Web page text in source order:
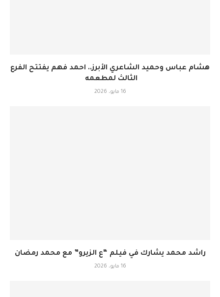
هشام عباس وحميد الشاعري الأبرز.. احمد فهم يفتتح الفرع
الثالث لمطعمه
16 مايو، 2026
راشد محمد يشارك في فيلم “ع الزيرو” مع محمد رمضان
16 مايو، 2026